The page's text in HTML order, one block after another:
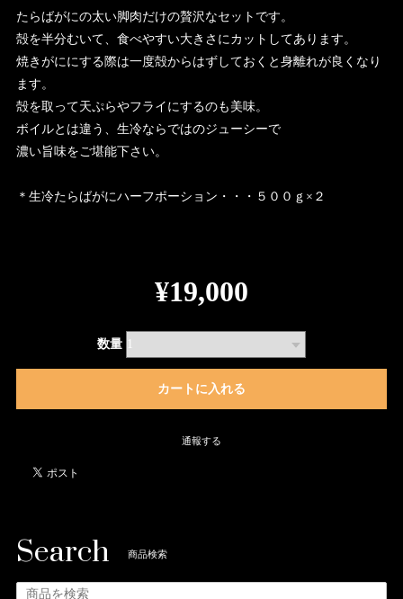
たらばがにの太い脚肉だけの贅沢なセットです。
殻を半分むいて、食べやすい大きさにカットしてあります。
焼きがににする際は一度殻からはずしておくと身離れが良くなり
ます。
殻を取って天ぷらやフライにするのも美味。
ボイルとは違う、生冷ならではのジューシーで
濃い旨味をご堪能下さい。
＊生冷たらばがにハーフポーション・・・５００ｇ×２
¥19,000
数量
通報する
Search 商品検索